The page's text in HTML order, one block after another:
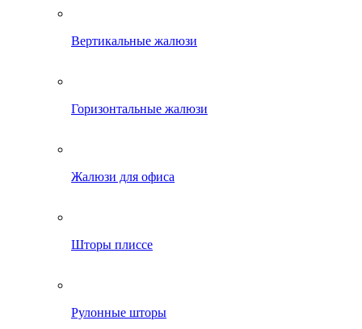
Вертикальные жалюзи
Горизонтальные жалюзи
Жалюзи для офиса
Шторы плиссе
Рулонные шторы